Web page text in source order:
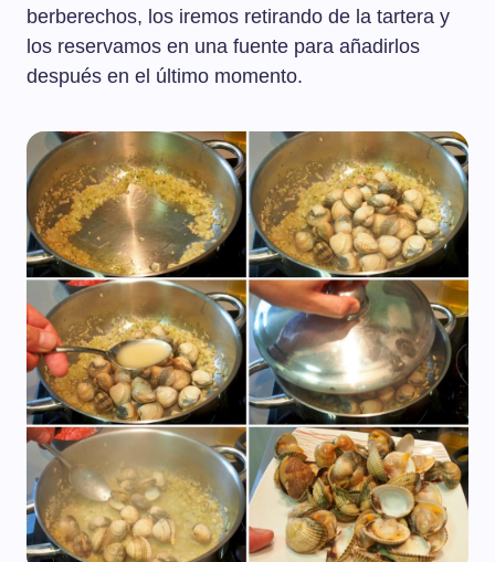
berberechos, los iremos retirando de la tartera y
los reservamos en una fuente para añadirlos
después en el último momento.